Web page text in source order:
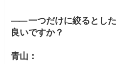
―― 一つだけに絞るとし
良いですか？
青山：